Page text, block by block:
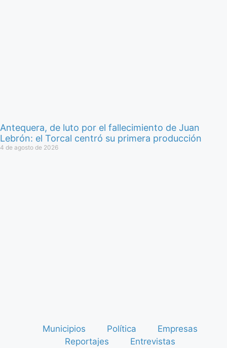
Antequera, de luto por el fallecimiento de Juan
Lebrón: el Torcal centró su primera producción
4 de agosto de 2026
Municipios Política
Empresas
Reportajes
Entrevistas